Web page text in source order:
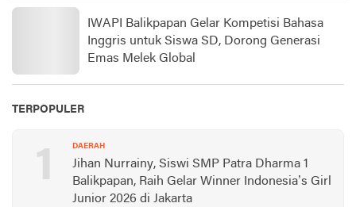
IWAPI Balikpapan Gelar Kompetisi Bahasa
Inggris untuk Siswa SD, Dorong Generasi
Emas Melek Global
TERPOPULER
1 DAERAH
Jihan Nurrainy, Siswi SMP Patra Dharma 1
Balikpapan, Raih Gelar Winner Indonesia’s Girl
Junior 2026 di Jakarta